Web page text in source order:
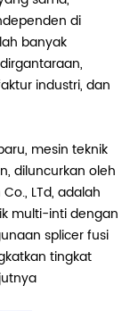
di
banyak
industri, dan
mesin teknik
diluncurkan oleh
LTd, adalah
multi-inti dengan
splicer fusi
tingkat